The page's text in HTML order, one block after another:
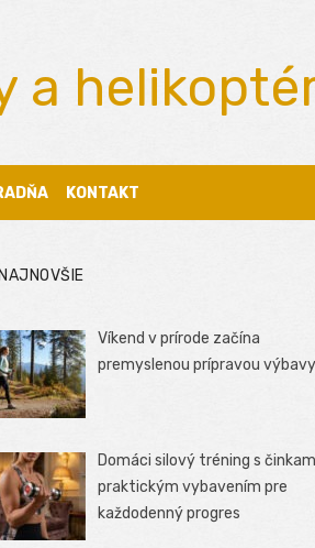
a
KONTAKT
NAJNOVŠIE
Víkend v prírode začína
premyslenou prípravou výbavy
Domáci silový tréning s
praktickým vybavením pre
každodenný progres